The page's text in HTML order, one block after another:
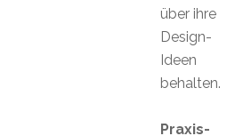
über ihre
Design-
Ideen
behalten.
Praxis-